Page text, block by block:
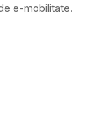
e-mobilitate.